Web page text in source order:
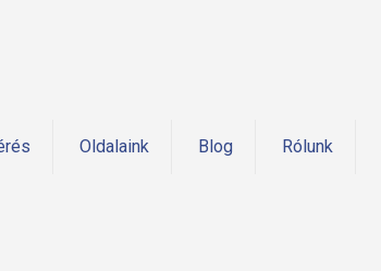
Oldalaink Blog Rólunk